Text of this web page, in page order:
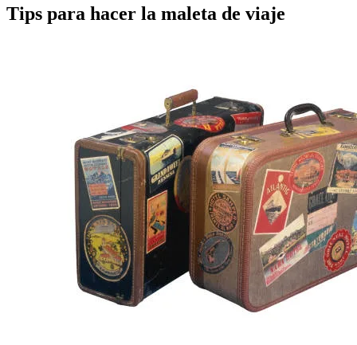
Tips para hacer la maleta de viaje